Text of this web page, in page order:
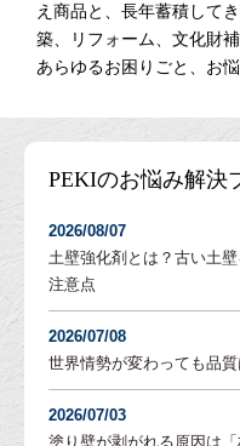
え商品と、長年蓄積して
築、リフォーム、文化財
あらゆるお困りごと、お
PEKIのお悩み解決
2026/08/07
土壁強化剤とは？古い土
注意点
2026/07/08
世界情勢が変わっても品
2026/07/03
塗り壁が剥がれる原因は